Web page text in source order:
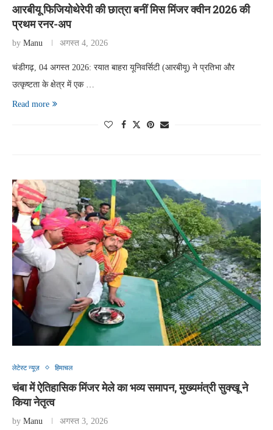
आरबीयू फिजियोथेरेपी की छात्रा बनीं मिस मिंजर क्वीन 2026 की
प्रथम रनर-अप
by Manu अगस्त 4, 2026
चंडीगढ़, 04 अगस्त 2026: रयात बाहरा यूनिवर्सिटी (आरबीयू) ने प्रतिभा और
उत्कृष्टता के क्षेत्र में एक …
Read more
लेटेस्ट न्यूज़ हिमाचल
चंबा में ऐतिहासिक मिंजर मेले का भव्य समापन, मुख्यमंत्री सुक्खू ने
किया नेतृत्व
by Manu अगस्त 3, 2026